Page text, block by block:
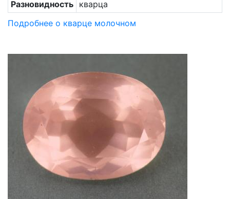
Разновидность
кварца
Подробнее о кварце молочном